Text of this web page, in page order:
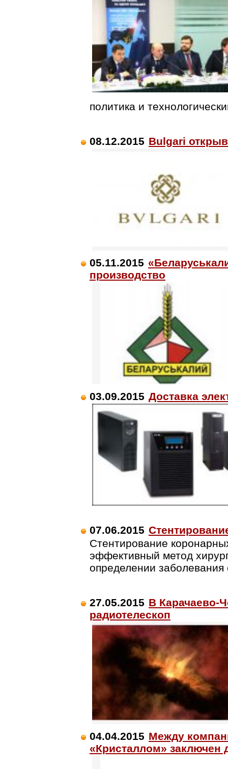
политика и
08.12.2015 Bulgari
05.11.2015
производство
03.09.2015 Доставка
07.06.2015
Стентирование
эффективный метод
определении
27.05.2015 В Карачаево-
радиотелескоп
04.04.2015 Между
«Кристаллом» заключен